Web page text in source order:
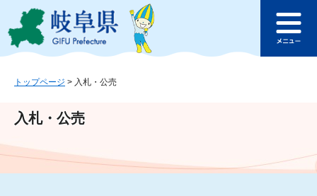
ジ
ュ
文
このページの本文へ
ュ
トップページ > 入札・公売
入札・公売